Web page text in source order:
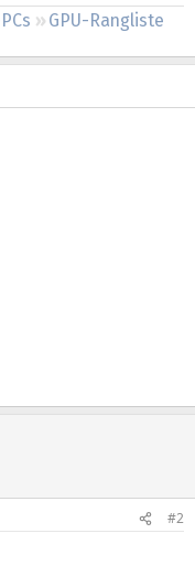
GPU-Rangliste
#2